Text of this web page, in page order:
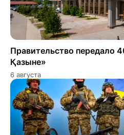
Правительство передало
Қазыне»
6 августа